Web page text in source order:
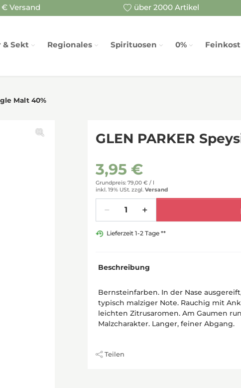
Versand über 2000 Artikel
& Sekt Regionales Spirituosen 0%
Malt 40%
GLEN PARKER
3,95 €
Grundpreis: 79,00 € / l
inkl. 19% USt. zzgl. Versand
Lieferzeit 1-2 Tage **
Beschreibung
Bernsteinfarben. In der Nase
typisch malziger Note. Rauchig mit
leichten Zitrusaromen. Am Gaumen
Malzcharakter. Langer, feiner Abgang.
Teilen